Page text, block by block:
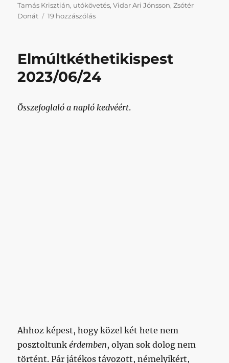
Tamás Krisztián, utókövetés,Vidar Ari Jónsson,Zsótér
Donát
19 hozzászólásHurrá,
év
lett
című
Elmúltkéthetikispest
2023/06/24
Összefoglaló a napló kedvéért.
Ahhoz képest, hogy közel két hete nem
posztoltunkérdemben, olyan sok dolog nem
történt. Pár játékos távozott, némelyikért,